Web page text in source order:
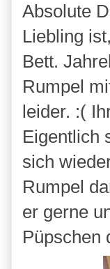
Absolute
Liebling
Bett.
Rumpel
leider. :(
Eigentlich
sich
Rumpel
er gerne
Püpschen